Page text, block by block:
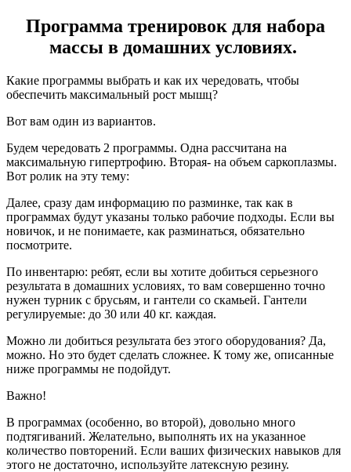
Программа тренировок для набора
массы в домашних условиях.
Какие программы выбрать и как их чередовать, чтобы
обеспечить максимальный рост мышц?
Вот вам один из вариантов.
Будем чередовать 2 программы. Одна рассчитана на
максимальную гипертрофию. Вторая- на объем саркоплазмы.
Вот ролик на эту тему:
Далее, сразу дам информацию по разминке, так как в
программах будут указаны только рабочие подходы. Если вы
новичок, и не понимаете, как разминаться, обязательно
посмотрите.
По инвентарю: ребят, если вы хотите добиться серьезного
результата в домашних условиях, то вам совершенно точно
нужен турник с брусьям, и гантели со скамьей. Гантели
регулируемые: до 30 или 40 кг. каждая.
Можно ли добиться результата без этого оборудования? Да,
можно. Но это будет сделать сложнее. К тому же, описанные
ниже программы не подойдут.
Важно!
В программах (особенно, во второй), довольно много
подтягиваний. Желательно, выполнять их на указанное
количество повторений. Если ваших физических навыков для
этого не достаточно, используйте латексную резину.